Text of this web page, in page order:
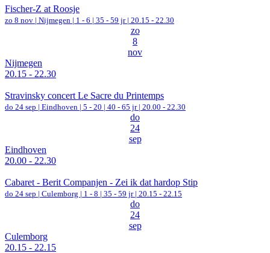
Fischer-Z at Roosje
zo 8 nov | Nijmegen | 1 - 6 | 35 - 59 jr | 20.15 - 22.30
zo
8
nov
Nijmegen
20.15 - 22.30
Stravinsky concert Le Sacre du Printemps
do 24 sep | Eindhoven | 5 - 20 | 40 - 65 jr | 20.00 - 22.30
do
24
sep
Eindhoven
20.00 - 22.30
Cabaret - Berit Companjen - Zei ik dat hardop Stip
do 24 sep | Culemborg | 1 - 8 | 35 - 59 jr | 20.15 - 22.15
do
24
sep
Culemborg
20.15 - 22.15